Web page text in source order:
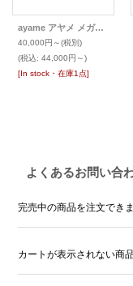
ayame アヤメ メガネ SPD
40,000円～(税別)
(税込: 44,000円～)
[In stock・在庫1点]
よくあるお問い合
完売中の商品を注文でき
カートが表示されない商